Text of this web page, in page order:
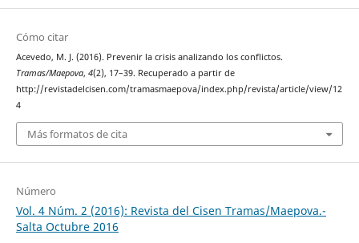
Cómo citar
Acevedo, M. J. (2016). Prevenir la crisis analizando los conflictos.
Tramas/Maepova, 4(2), 17–39. Recuperado a partir de
http://revistadelcisen.com/tramasmaepova/index.php/revista/article/view/12
4
Más formatos de cita
Número
Vol. 4 Núm. 2 (2016): Revista del Cisen Tramas/Maepova.-
Salta Octubre 2016